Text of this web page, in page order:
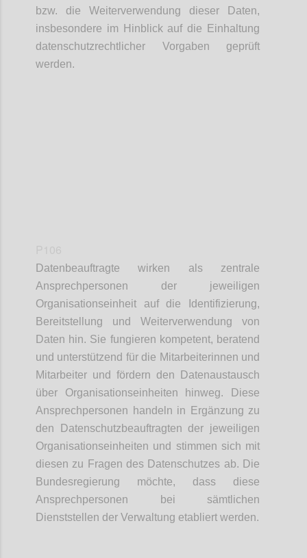
bzw. die Weiterverwendung dieser Daten,
insbesondere im Hinblick auf die Einhaltung
datenschutzrechtlicher Vorgaben geprüft
werden.
Datenbeauftragte wirken als zentrale
Ansprechpersonen der jeweiligen
Organisationseinheit auf die Identifizierung,
Bereitstellung und Weiterverwendung von
Daten hin. Sie fungieren kompetent, beratend
und unterstützend für die Mitarbeiterinnen und
Mitarbeiter und fördern den Datenaustausch
über Organisationseinheiten hinweg. Diese
Ansprechpersonen handeln in Ergänzung zu
den Datenschutzbeauftragten der jeweiligen
Organisationseinheiten und stimmen sich mit
diesen zu Fragen des Datenschutzes ab. Die
Bundesregierung möchte, dass diese
Ansprechpersonen bei sämtlichen
Dienststellen der Verwaltung etabliert werden.